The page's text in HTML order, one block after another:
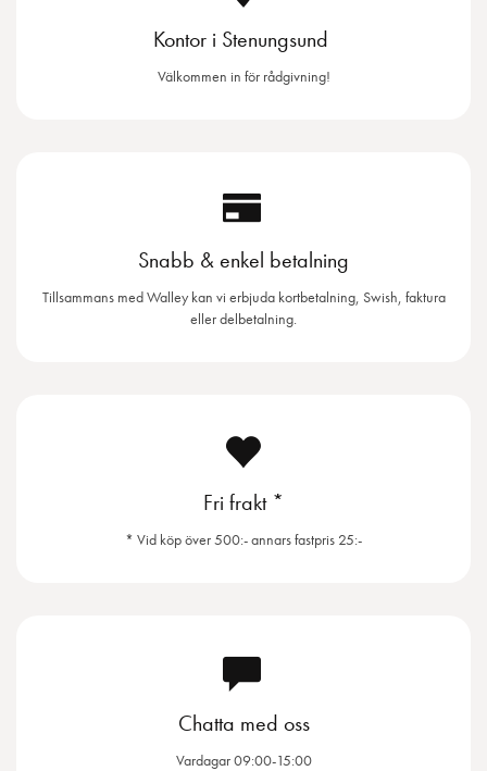
Kontor i Stenungsund
Välkommen in för rådgivning!
Snabb & enkel betalning
Tillsammans med Walley kan vi erbjuda kortbetalning, Swish, faktura
eller delbetalning.
Fri frakt *
* Vid köp över 500:- annars fastpris 25:-
Chatta med oss
Vardagar 09:00-15:00